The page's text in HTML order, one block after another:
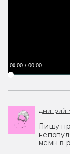
00:00 00:00
Дмитрий
Пишу
мемы в